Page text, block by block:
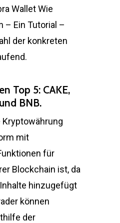
Wallet Wie
– Ein Tutorial –
der konkreten
Top 5: CAKE,
BNB.
mit
für
Blockchain ist, da
hinzugefügt
können
der